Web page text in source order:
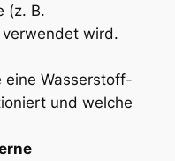
(z. B.
wird.
eine Wasserstoff-
und welche